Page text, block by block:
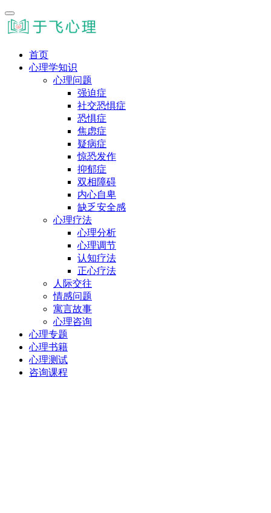
首页
心理学知识
心理问题
强迫症
社交恐惧症
恐惧症
焦虑症
疑病症
惊恐发作
抑郁症
双相障碍
内心自卑
缺乏安全感
心理疗法
心理分析
心理调节
认知疗法
正心疗法
人际交往
情感问题
寓言故事
心理咨询
心理专题
心理书籍
心理测试
咨询课程